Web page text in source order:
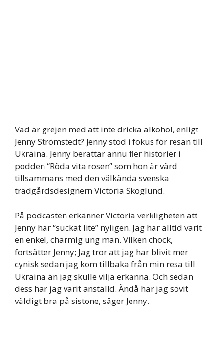
Vad är grejen med att inte dricka alkohol, enligt
Jenny Strömstedt? Jenny stod i fokus för resan till
Ukraina. Jenny berättar ännu fler historier i
podden “Röda vita rosen” som hon är värd
tillsammans med den välkända svenska
trädgårdsdesignern Victoria Skoglund.
På podcasten erkänner Victoria verkligheten att
Jenny har “suckat lite” nyligen. Jag har alltid varit
en enkel, charmig ung man. Vilken chock,
fortsätter Jenny; Jag tror att jag har blivit mer
cynisk sedan jag kom tillbaka från min resa till
Ukraina än jag skulle vilja erkänna. Och sedan
dess har jag varit anställd. Ändå har jag sovit
väldigt bra på sistone, säger Jenny.